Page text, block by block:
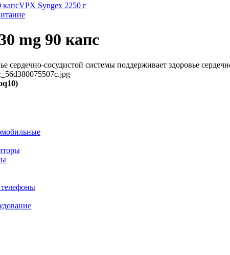
капсVPX Syngex 2250 г
mg 90 капс
сердечно-сосудистой системы поддерживает здоровье